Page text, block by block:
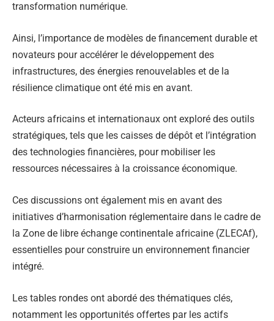
transformation numérique.
Ainsi, l’importance de modèles de financement durable et
novateurs pour accélérer le développement des
infrastructures, des énergies renouvelables et de la
résilience climatique ont été mis en avant.
Acteurs africains et internationaux ont exploré des outils
stratégiques, tels que les caisses de dépôt et l’intégration
des technologies financières, pour mobiliser les
ressources nécessaires à la croissance économique.
Ces discussions ont également mis en avant des
initiatives d’harmonisation réglementaire dans le cadre de
la Zone de libre échange continentale africaine (ZLECAf),
essentielles pour construire un environnement financier
intégré.
Les tables rondes ont abordé des thématiques clés,
notamment les opportunités offertes par les actifs